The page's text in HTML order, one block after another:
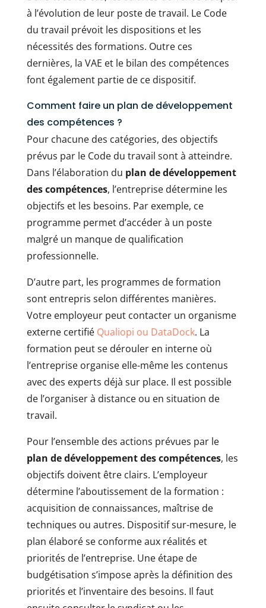
à l’évolution de leur poste de travail. Le Code
du travail prévoit les dispositions et les
nécessités des formations. Outre ces
dernières, la VAE et le bilan des compétences
font également partie de ce dispositif.
Comment faire un plan de développement
des compétences ?
Pour chacune des catégories, des objectifs
prévus par le Code du travail sont à atteindre.
Dans l’élaboration du plan de développement
des compétences, l’entreprise détermine les
objectifs et les besoins. Par exemple, ce
programme permet d’accéder à un poste
malgré un manque de qualification
professionnelle.
D’autre part, les programmes de formation
sont entrepris selon différentes manières.
Votre employeur peut contacter un organisme
externe certifié Qualiopi ou DataDock. La
formation peut se dérouler en interne où
l’entreprise organise elle-même les contenus
avec des experts déjà sur place. Il est possible
de l’organiser à distance ou en situation de
travail.
Pour l’ensemble des actions prévues par le
plan de développement des compétences, les
objectifs doivent être clairs. L’employeur
détermine l’aboutissement de la formation :
acquisition de connaissances, maîtrise de
techniques ou autres. Dispositif sur-mesure, le
plan élaboré se conforme aux réalités et
priorités de l’entreprise. Une étape de
budgétisation s’impose après la définition des
priorités et l’inventaire des besoins. Il faut